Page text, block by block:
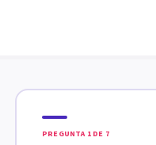
PREGUNTA 1 DE 7